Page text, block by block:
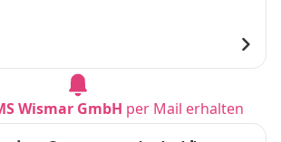
Wismar GmbH per Mail erhalten